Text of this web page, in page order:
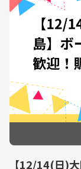
【12/14(日)